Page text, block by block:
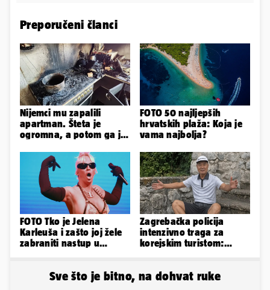
Preporučeni članci
Nijemci mu zapalili
apartman. Šteta je
ogromna, a potom ga je
Bookinga
FOTO 50 najljepših
hrvatskih plaža: Koja je
vama najbolja?
FOTO Tko je Jelena
Karleuša i zašto joj žele
zabraniti nastup u
Zagrebačka policija
intenzivno traga za
korejskim turistom:
Sve što je bitno, na dohvat ruke